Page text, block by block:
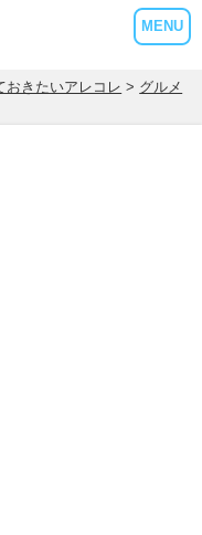
MENU
おきたいアレコレ > グルメ